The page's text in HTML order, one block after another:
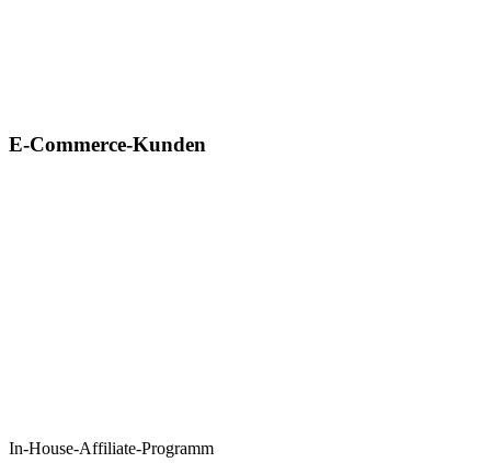
E-Commerce-Kunden
In-House-Affiliate-Programm